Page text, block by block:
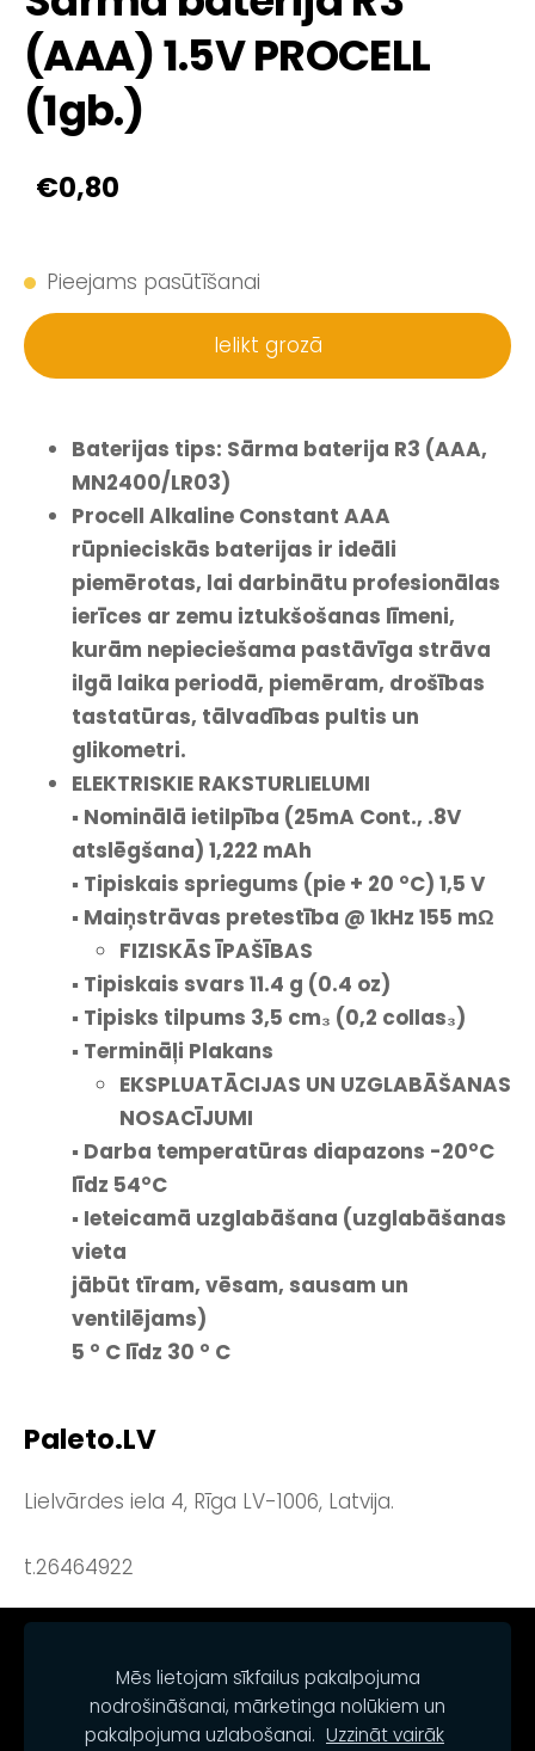
Paleto.LV
Lielvārdes iela 4, Rīga LV-1006, Latvija.
t.26464922
(AAA) 1.5V PROCELL
(1gb.)
€0,80
Pieejams pasūtīšanai
Ielikt grozā
Baterijas tips: Sārma baterija R3 (AAA,
MN2400/LR03)
Procell Alkaline Constant AAA
rūpnieciskās baterijas ir ideāli
piemērotas, lai darbinātu profesionālas
ierīces ar zemu iztukšošanas līmeni,
kurām nepieciešama pastāvīga strāva
ilgā laika periodā, piemēram, drošības
tastatūras, tālvadības pultis un
glikometri.
ELEKTRISKIE RAKSTURLIELUMI
▪ Nominālā ietilpība (25mA Cont., .8V
atslēgšana) 1,222 mAh
▪ Tipiskais spriegums (pie + 20 °C) 1,5 V
▪ Maiņstrāvas pretestība @ 1kHz 155 mΩ
FIZISKĀS ĪPAŠĪBAS
▪ Tipiskais svars 11.4 g (0.4 oz)
▪ Tipisks tilpums 3,5 cm₃ (0,2 collas₃)
▪ Termināļi Plakans
EKSPLUATĀCIJAS UN UZGLABĀŠANAS
NOSACĪJUMI
▪ Darba temperatūras diapazons -20°C
līdz 54°C
▪ Ieteicamā uzglabāšana (uzglabāšanas
vieta
jābūt tīram, vēsam, sausam un
ventilējams)
5 ° C līdz 30 ° C
Mēs lietojam sīkfailus pakalpojuma
nodrošināšanai, mārketinga nolūkiem un
pakalpojuma uzlabošanai. Uzzināt vairāk